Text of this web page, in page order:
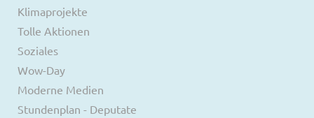
Klimaprojekte
Tolle Aktionen
Soziales
Wow-Day
Moderne Medien
Stundenplan - Deputate